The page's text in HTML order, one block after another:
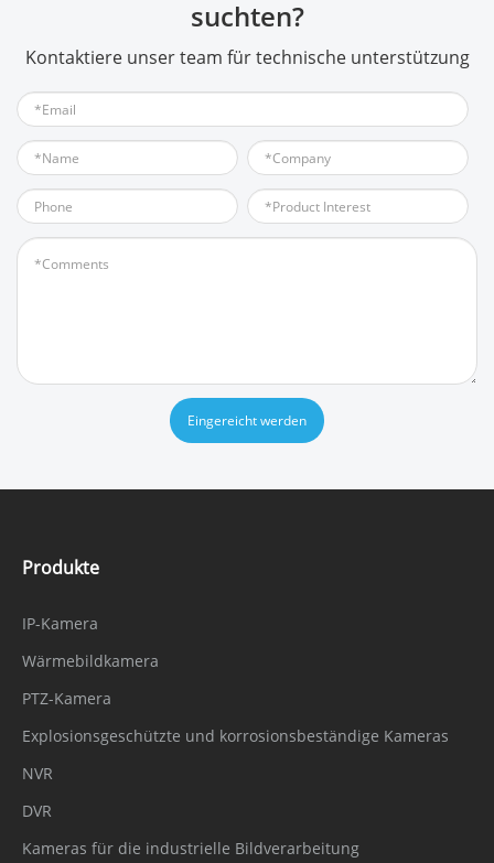
suchten?
Kontaktiere unser team für technische unterstützung
Eingereicht werden
Produkte
IP-Kamera
Wärmebildkamera
PTZ-Kamera
Explosionsgeschützte und korrosionsbeständige Kameras
NVR
DVR
Kameras für die industrielle Bildverarbeitung